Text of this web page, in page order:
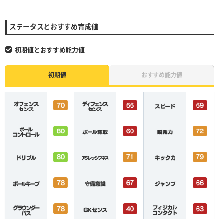
ステータスとおすすめ育成値
初期値とおすすめ能力値
初期値 おすすめ能力値